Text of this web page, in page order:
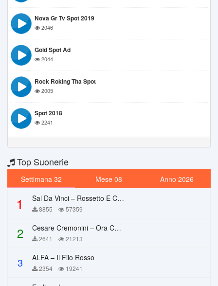
Nova Gr Tv Spot 2019
2046
Gold Spot Ad
2044
Rock Roking Tha Spot
2005
Spot 2018
2241
Top Suonerie
Settimana 32 Mese 08 Anno 2026
1 Sal Da Vinci – Rossetto E Caffè
8855 57359
2 Cesare Cremonini – Ora Che Non Ho Più Te
2641 21213
3 ALFA – Il Filo Rosso
2354 19241